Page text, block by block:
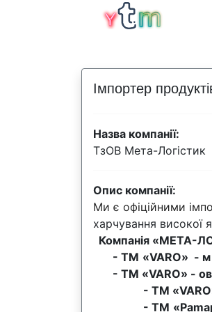
Імпортер
Назва компанії:
ТзОВ Мета-Логістик
Опис компанії:
Ми є офіційними
харчування високої
Компанія «МЕТА-
- ТМ «VARO» -
- ТМ «VARO» -
- ТМ «VARO» -
- ТМ